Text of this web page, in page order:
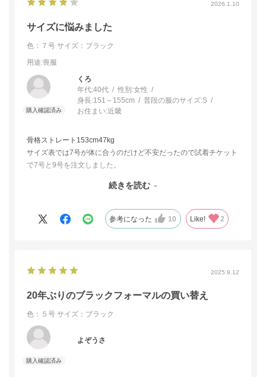
2026.1.10
サイズに悩みました
色：７号 サイズ：ブラック
用途:喪服
くろ
年代:40代 性別:女性
身長:151～155cm 普段の服のサイズ:S
お住まい:近畿
骨格ストレート153cm47kg
サイズ表では7号が体に合うのだけど不安だったので試着チケット
で7号と9号を注文しました。
も綺麗。
ワンピース:胸回りと袖の付け根が微妙にタイト。着脱もタイト。
◯9号
問題なく着られそう。
ワンピース:大きすぎる事もなく普通に綺麗。動きやすく着脱も快
適。
胸回りがタイトなのが気になり7号は返品して9号を購入しまし
上半身華奢な人はいつものサイズで良いと思います。
続きを読む
参考になった 10 Like! 2
2025.9.12
20年ぶりのブラックフォーマルの買い替え
色：５号 サイズ：ブラック
よぞうさ